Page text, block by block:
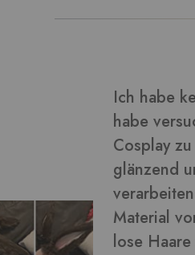
Bilder in
Vera-